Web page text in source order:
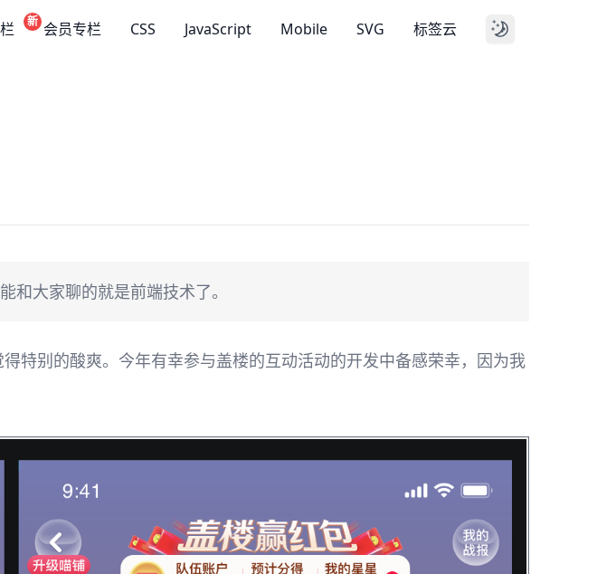
新 会员专栏 CSS JavaScript Mobile SVG 标签云
和大家聊的就是前端技术了。
特别的酸爽。今年有幸参与盖楼的互动活动的开发中备感荣幸，因为我